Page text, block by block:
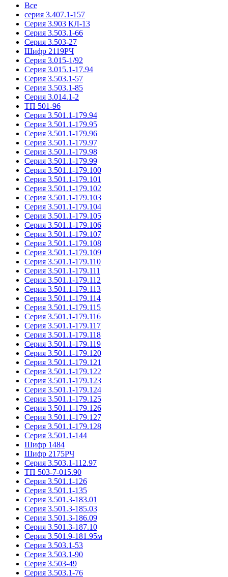
Все
серия 3.407.1-157
Серия 3.903 КЛ-13
Серия 3.503.1-66
Серия 3.503-27
Шифр 2119РЧ
Серия 3.015-1/92
Серия 3.015.1-17.94
Серия 3.503.1-57
Серия 3.503.1-85
Серия 3.014.1-2
ТП 501-96
Серия 3.501.1-179.94
Серия 3.501.1-179.95
Серия 3.501.1-179.96
Серия 3.501.1-179.97
Серия 3.501.1-179.98
Серия 3.501.1-179.99
Серия 3.501.1-179.100
Серия 3.501.1-179.101
Серия 3.501.1-179.102
Серия 3.501.1-179.103
Серия 3.501.1-179.104
Серия 3.501.1-179.105
Серия 3.501.1-179.106
Серия 3.501.1-179.107
Серия 3.501.1-179.108
Серия 3.501.1-179.109
Серия 3.501.1-179.110
Серия 3.501.1-179.111
Серия 3.501.1-179.112
Серия 3.501.1-179.113
Серия 3.501.1-179.114
Серия 3.501.1-179.115
Серия 3.501.1-179.116
Серия 3.501.1-179.117
Серия 3.501.1-179.118
Серия 3.501.1-179.119
Серия 3.501.1-179.120
Серия 3.501.1-179.121
Серия 3.501.1-179.122
Серия 3.501.1-179.123
Серия 3.501.1-179.124
Серия 3.501.1-179.125
Серия 3.501.1-179.126
Серия 3.501.1-179.127
Серия 3.501.1-179.128
Серия 3.501.1-144
Шифр 1484
Шифр 2175РЧ
Серия 3.503.1-112.97
ТП 503-7-015.90
Серия 3.501.1-126
Серия 3.501.1-135
Серия 3.501.3-183.01
Серия 3.501.3-185.03
Серия 3.501.3-186.09
Серия 3.501.3-187.10
Серия 3.501.9-181.95м
Серия 3.503.1-53
Серия 3.503.1-90
Серия 3.503-49
Серия 3.503.1-76